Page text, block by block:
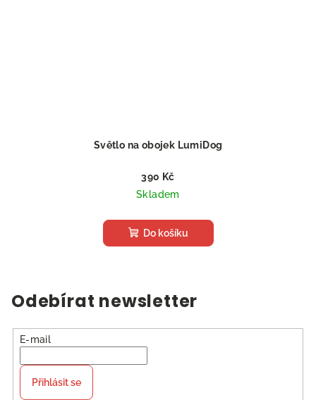
Světlo na obojek LumiDog
390 Kč
Skladem
Do košíku
Odebírat newsletter
E-mail
Přihlásit se